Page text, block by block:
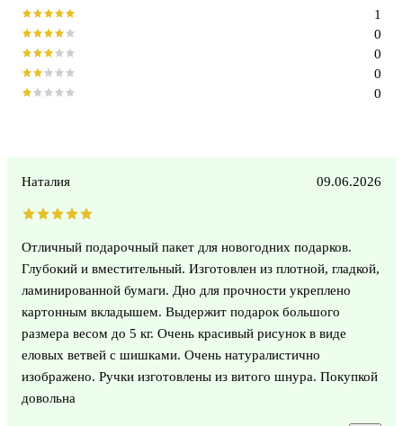
0
0
0
0
1
Наталия 09.06.2026
Отличный подарочный пакет для новогодних подарков.
Глубокий и вместительный. Изготовлен из плотной, гладкой,
ламинированной бумаги. Дно для прочности укреплено
картонным вкладышем. Выдержит подарок большого
размера весом до 5 кг. Очень красивый рисунок в виде
еловых ветвей с шишками. Очень натуралистично
изображено. Ручки изготовлены из витого шнура. Покупкой
довольна